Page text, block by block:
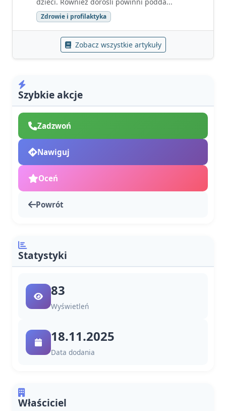
Zdrowie i profilaktyka
Zobacz wszystkie artykuły
Szybkie akcje
Zadzwoń
Nawiguj
Oceń
Powrót
Statystyki
83
Wyświetleń
18.11.2025
Data dodania
Właściciel